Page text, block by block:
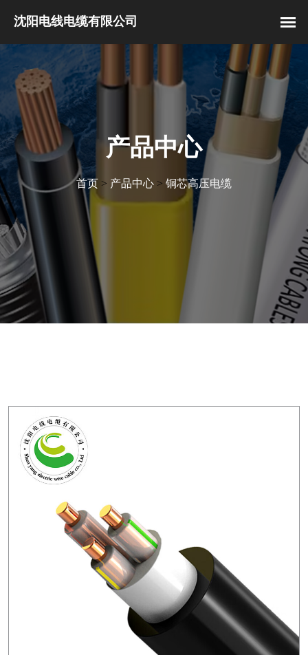
产品中心
首页 > 产品中心 > 铜芯高压电缆